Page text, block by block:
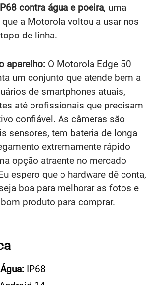
contra água e poeira, uma
a Motorola voltou a usar nos
de linha.
aparelho: O Motorola Edge 50
um conjunto que atende bem a
de smartphones atuais,
até profissionais que precisam
confiável. As câmeras são
sensores, tem bateria de longa
extremamente rápido
opção atraente no mercado
espero que o hardware dê conta,
boa para melhorar as fotos e
produto para comprar.
IP68